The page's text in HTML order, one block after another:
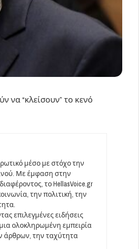
να “κλείσουν” το κενό
μέσο με στόχο την
Με έμφαση στην
το HellasVoice.gr
την πολιτική, την
επιλεγμένες ειδήσεις
ολοκληρωμένη εμπειρία
άρθρων, την ταχύτητα